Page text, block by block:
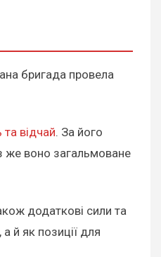
бригада провела
та відчай. За його
же воно загальмоване
додаткові сили та
й як позиції для